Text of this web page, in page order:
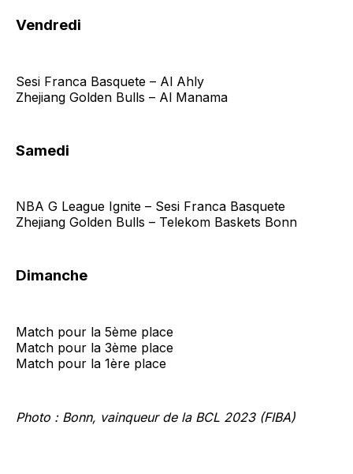
Vendredi
Sesi Franca Basquete – Al Ahly
Zhejiang Golden Bulls – Al Manama
Samedi
NBA G League Ignite – Sesi Franca Basquete
Zhejiang Golden Bulls – Telekom Baskets Bonn
Dimanche
Match pour la 5ème place
Match pour la 3ème place
Match pour la 1ère place
Photo : Bonn, vainqueur de la BCL 2023 (FIBA)